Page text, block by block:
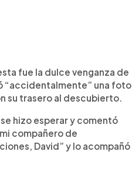
fue la dulce venganza de
“accidentalmente” una foto
su trasero al descubierto.
hizo esperar y comentó
compañero de
David” y lo acompañó